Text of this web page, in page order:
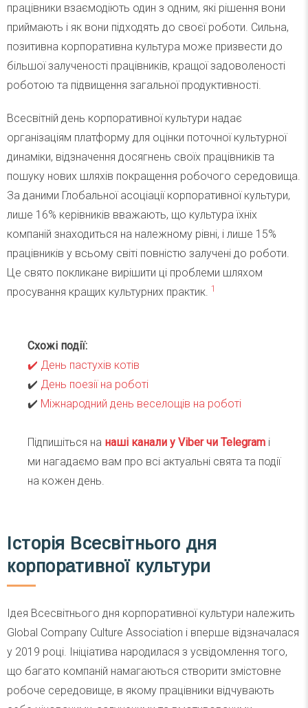
працівники взаємодіють один з одним, які рішення вони
приймають і як вони підходять до своєї роботи. Сильна,
позитивна корпоративна культура може призвести до
більшої залученості працівників, кращої задоволеності
роботою та підвищення загальної продуктивності.
Всесвітній день корпоративної культури надає
організаціям платформу для оцінки поточної культурної
динаміки, відзначення досягнень своїх працівників та
пошуку нових шляхів покращення робочого середовища.
За даними Глобальної асоціації корпоративної культури,
лише 16% керівників вважають, що культура їхніх
компаній знаходиться на належному рівні, і лише 15%
працівників у всьому світі повністю залучені до роботи.
Це свято покликане вирішити ці проблеми шляхом
просування кращих культурних практик. 1
Схожі події:
✔️ День пастухів котів
✔️ День поезії на роботі
✔️ Міжнародний день веселощів на роботі
Підпишіться на наші канали у Viber чи Telegram і
ми нагадаємо вам про всі актуальні свята та події
на кожен день.
Історія Всесвітнього дня
корпоративної культури
Ідея Всесвітнього дня корпоративної культури належить
Global Company Culture Association і вперше відзначалася
у 2019 році. Ініціатива народилася з усвідомлення того,
що багато компаній намагаються створити змістовне
робоче середовище, в якому працівники відчувають